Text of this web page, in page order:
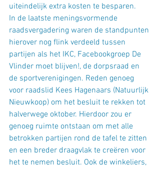
uiteindelijk extra kosten te besparen.
In de laatste meningsvormende
raadsvergadering waren de standpunten
hierover nog flink verdeeld tussen
partijen als het IKC, Facebookgroep De
Vlinder moet blijven!, de dorpsraad en
de sportverenigingen. Reden genoeg
voor raadslid Kees Hagenaars (Natuurlijk
Nieuwkoop) om het besluit te rekken tot
halverwege oktober. Hierdoor zou er
genoeg ruimte ontstaan om met alle
betrokken partijen rond de tafel te zitten
en een breder draagvlak te creëren voor
het te nemen besluit. Ook de winkeliers,